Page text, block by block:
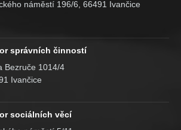
náměstí 196/6, 66491 Ivančice
správních činností
Bezruče 1014/4
Ivančice
sociálních věcí